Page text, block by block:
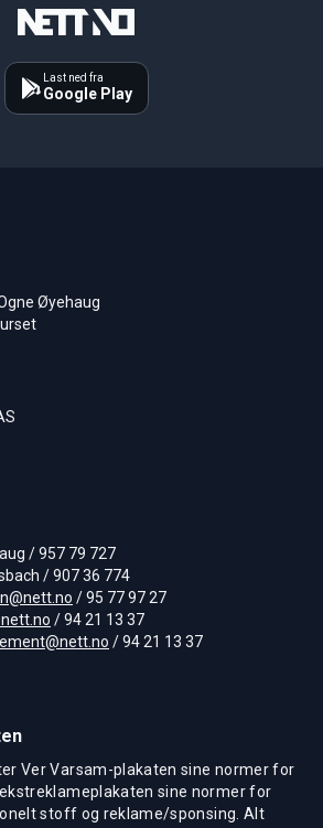
Last ned fra
Google Play
Øyehaug
/ 957 79 727
/ 907 36 774
/ 95 77 97 27
/ 94 21 13 37
/ 94 21 13 37
Ver Varsam-plakaten sine normer for
sine normer for
stoff og reklame/sponsing. Alt